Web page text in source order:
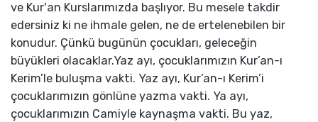
ve Kur'an Kurslarımızda başlıyor. Bu mesele takdir
edersiniz ki ne ihmale gelen, ne de ertelenebilen bir
konudur. Çünkü bugünün çocukları, geleceğin
büyükleri olacaklar.Yaz ayı, çocuklarımızın Kur’an-ı
Kerim’le buluşma vakti. Yaz ayı, Kur’an-ı Kerim’i
çocuklarımızın gönlüne yazma vakti. Ya ayı,
çocuklarımızın Camiyle kaynaşma vakti. Bu yaz,